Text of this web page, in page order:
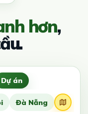
hơn,
Dự án
Đà Nẵng